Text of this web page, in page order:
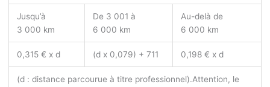
Jusqu’à
3 000 km
De 3 001 à
6 000 km
Au-delà de
6 000 km
0,315 € x d (d x 0,079) + 711 0,198 € x d
(d : distance parcourue à titre professionnel).Attention, le